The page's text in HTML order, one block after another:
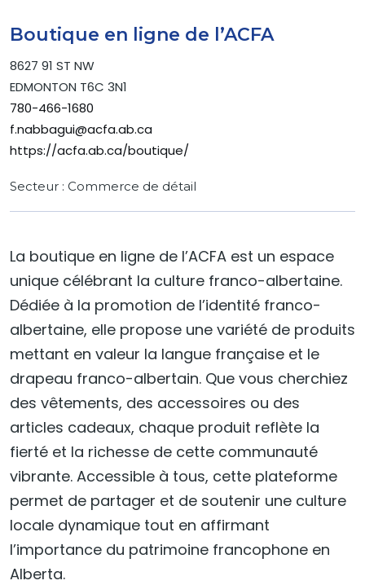
Boutique en ligne de l’ACFA
8627 91 ST NW
EDMONTON T6C 3N1
780-466-1680
f.nabbagui@acfa.ab.ca
https://acfa.ab.ca/boutique/
Secteur : Commerce de détail
La boutique en ligne de l’ACFA est un espace
unique célébrant la culture franco-albertaine.
Dédiée à la promotion de l’identité franco-
albertaine, elle propose une variété de produits
mettant en valeur la langue française et le
drapeau franco-albertain. Que vous cherchiez
des vêtements, des accessoires ou des
articles cadeaux, chaque produit reflète la
fierté et la richesse de cette communauté
vibrante. Accessible à tous, cette plateforme
permet de partager et de soutenir une culture
locale dynamique tout en affirmant
l’importance du patrimoine francophone en
Alberta.